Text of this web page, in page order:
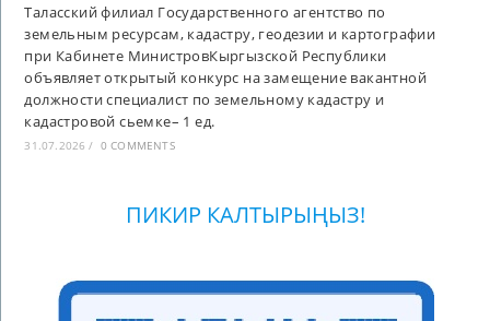
Таласский филиал Государственного агентство по
земельным ресурсам, кадастру, геодезии и картографии
при Кабинете МинистровКыргызской Республики
объявляет открытый конкурс на замещение вакантной
должности специалист по земельному кадастру и
кадастровой сьемке– 1 ед.
31.07.2026 / 0 COMMENTS
ПИКИР КАЛТЫРЫҢЫЗ!